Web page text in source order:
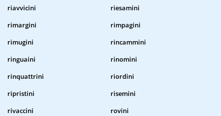
riavvicini
riesamini
rimargini
rimpagini
rimugini
rincammini
ringuaini
rinomini
rinquattrini
riordini
ripristini
risemini
rivaccini
rovini